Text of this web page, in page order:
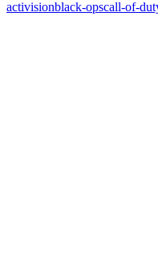
activisionblack-opscall-of-